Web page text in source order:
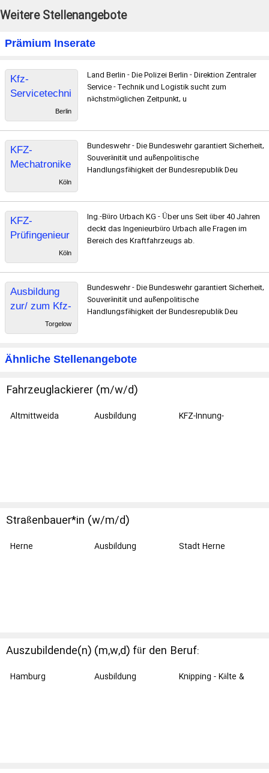
Weitere Stellenangebote
Prämium Inserate
Kfz-
Servicetechni
Servicetechni
Berlin
Land Berlin - Die Polizei Berlin - Direktion Zentraler
Service - Technik und Logistik sucht zum
nächstmöglichen Zeitpunkt, u
KFZ-
Mechatronike
Mechatronike
Köln
Bundeswehr - Die Bundeswehr garantiert Sicherheit,
Souveränität und außenpolitische
Handlungsfähigkeit der Bundesrepublik Deu
KFZ-
Prüfingenieur
Sachverständ
auch zur
Ausbildung
Köln
Ing.-Büro Urbach KG - Über uns Seit über 40 Jahren
deckt das Ingenieurbüro Urbach alle Fragen im
Bereich des Kraftfahrzeugs ab.
Ausbildung
zur/ zum Kfz-
Mechatronike
rin/Kfz-
r - PKW-
Torgelow
Bundeswehr - Die Bundeswehr garantiert Sicherheit,
Souveränität und außenpolitische
Handlungsfähigkeit der Bundesrepublik Deu
Ähnliche Stellenangebote
Fahrzeuglackierer (m/w/d)
Altmittweida Ausbildung
KFZ-Innung-
Straßenbauer*in (w/m/d)
Herne Ausbildung Stadt Herne
Auszubildende(n) (m,w,d) für den Beruf:
Hamburg Ausbildung
Knipping - Kälte &